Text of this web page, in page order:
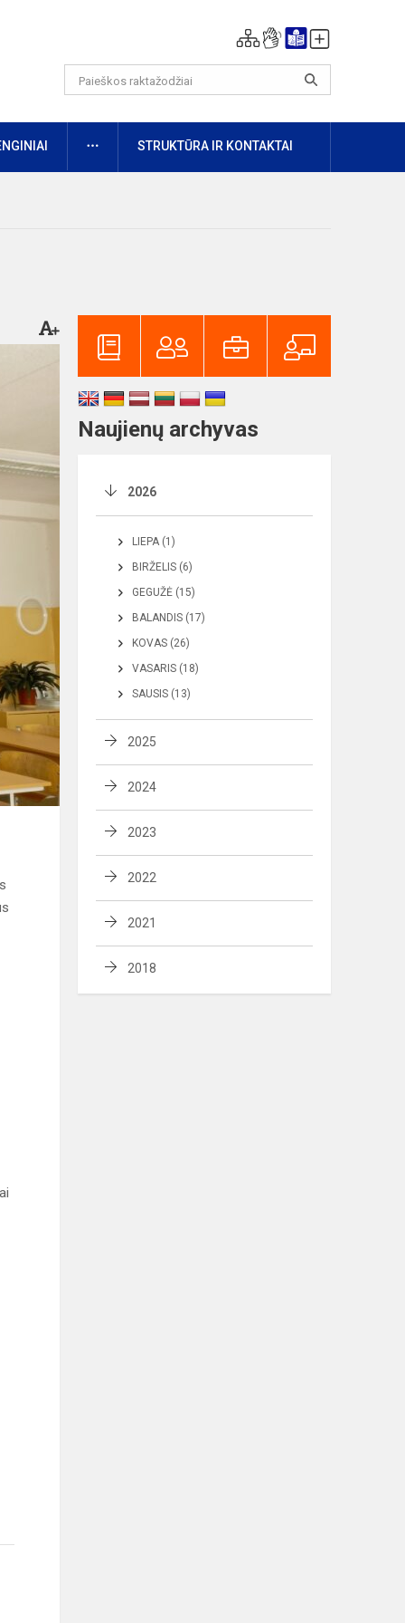
DAUGIAUSTRUKTŪRA IR KONTAKTAI
Naujienų archyvas
2026
LIEPA (1)
BIRŽELIS (6)
GEGUŽĖ (15)
BALANDIS (17)
KOVAS (26)
VASARIS (18)
SAUSIS (13)
2025
2024
2023
2022
2021
2018